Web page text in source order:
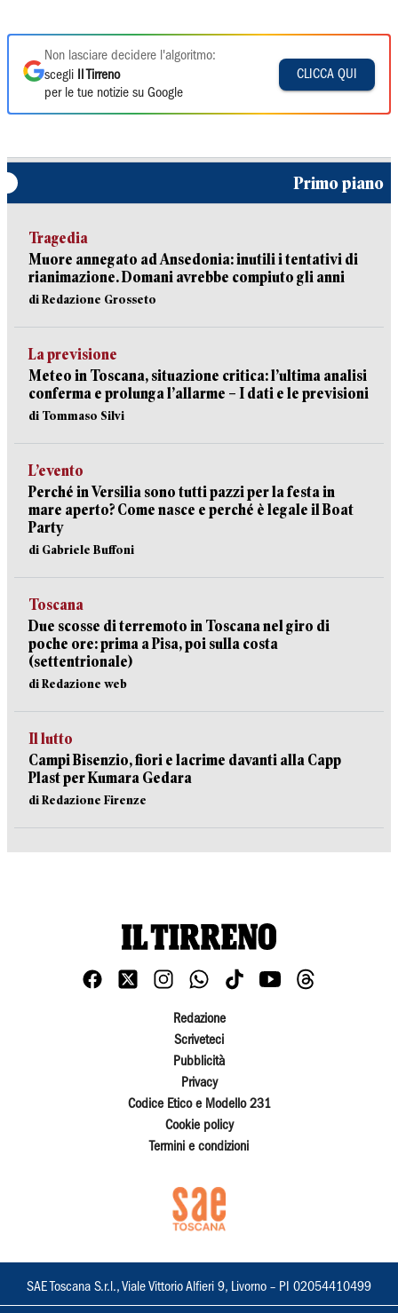
Non lasciare decidere l'algoritmo:
scegli
Il Tirreno
per le tue notizie su Google
CLICCA QUI
Primo piano
Tragedia
Muore annegato ad Ansedonia: inutili i tentativi di
rianimazione. Domani avrebbe compiuto gli anni
di Redazione Grosseto
La previsione
Meteo in Toscana, situazione critica: l’ultima analisi
conferma e prolunga l’allarme – I dati e le previsioni
di Tommaso Silvi
L’evento
Perché in Versilia sono tutti pazzi per la festa in
mare aperto? Come nasce e perché è legale il Boat
Party
di Gabriele Buffoni
Toscana
Due scosse di terremoto in Toscana nel giro di
poche ore: prima a Pisa, poi sulla costa
(settentrionale)
di Redazione web
Il lutto
Campi Bisenzio, fiori e lacrime davanti alla Capp
Plast per Kumara Gedara
di Redazione Firenze
Redazione
Scriveteci
Pubblicità
Privacy
Codice Etico e Modello 231
Cookie policy
Termini e condizioni
SAE Toscana S.r.l., Viale Vittorio Alfieri 9, Livorno – PI 02054410499